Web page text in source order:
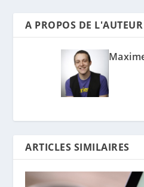
A PROPOS DE L'AUTEUR
ARTICLES SIMILAIRES